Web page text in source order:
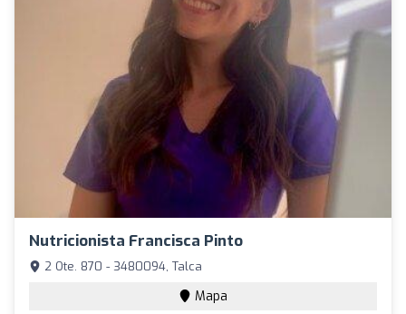
Nutricionista Francisca Pinto
2 Ote. 870 - 3480094, Talca
Mapa